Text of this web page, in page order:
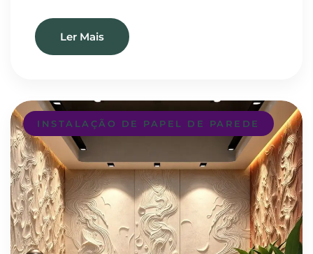
Ler Mais
INSTALAÇÃO DE PAPEL DE PAREDE